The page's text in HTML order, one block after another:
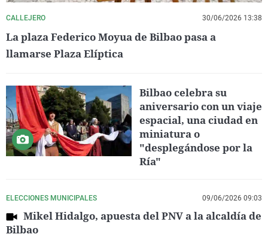
CALLEJERO 30/06/2026 13:38
La plaza Federico Moyua de Bilbao pasa a
llamarse Plaza Elíptica
Bilbao celebra su
aniversario con un viaje
espacial, una ciudad en
miniatura o
"desplegándose por la
Ría"
ELECCIONES MUNICIPALES 09/06/2026 09:03
Mikel Hidalgo, apuesta del PNV a la alcaldía de
Bilbao